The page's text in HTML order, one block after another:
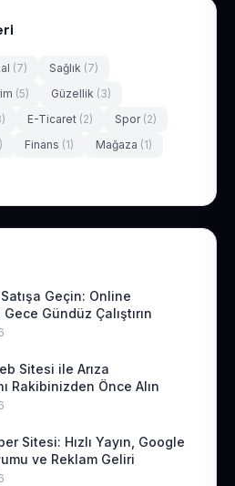
(7) Sağlık (7)
(5) Güzellik (3)
E-Ticaret (2) Spor (2)
Finans (1) Mağaza (1)
Geçin: Online
Gece Gündüz Çalıştırın
Sitesi ile Arıza
Rakibinizden Önce Alın
Sitesi: Hızlı Yayın, Google
ve Reklam Geliri